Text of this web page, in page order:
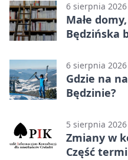
6 sierpnia 2026
Małe
Będzińska
6 sierpnia 2026
Gdzie na
Będzinie?
5 sierpnia 2026
Zmiany w
Część